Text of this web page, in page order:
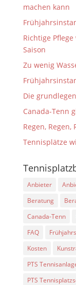
machen kann
Richtige
Saison
Zu wenig
Die
Canada-Tenn
Regen, Regen,
Tennisplätze
Anbieter
Beratung
Canada-Tenn
FAQ
Kosten
PTS
PTS